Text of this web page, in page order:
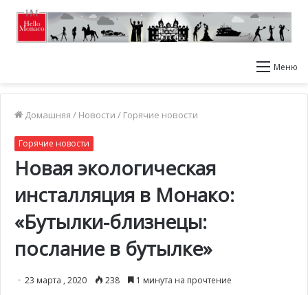
Меню
Домашняя / Новости / Горячие новости
Горячие новости
Новая экологическая
инсталляция в Монако:
«Бутылки-близнецы:
послание в бутылке»
23 марта , 2020 238 1 минута на прочтение